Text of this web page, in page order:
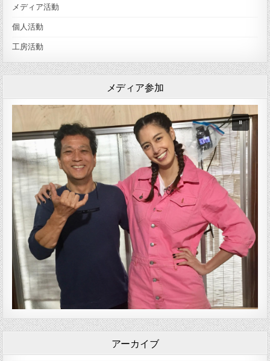
メディア活動
個人活動
工房活動
メディア参加
アーカイブ